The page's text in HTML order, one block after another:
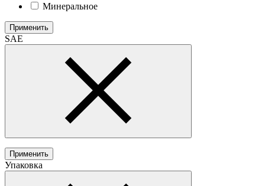
Минеральное
Применить
SAE
Применить
Упаковка